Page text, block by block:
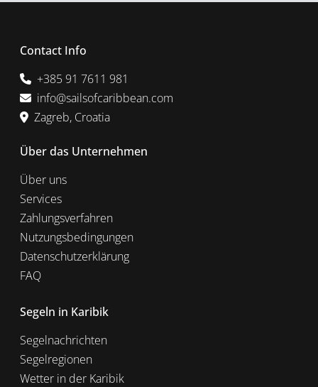
Contact Info
+385 91 7611 981
info@sailsofcaribbean.com
Zagreb, Croatia
Über das Unternehmen
Über uns
Services
Zahlungsverfahren
Nutzungsbedingungen
Datenschutzerklärung
FAQ
Segeln in Karibik
Segelnachrichten
Segelregionen
Wetter in der Karibik